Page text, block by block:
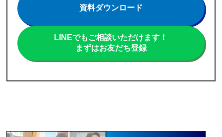
資料ダウンロード
LINEでもご相談いただけます！
まずはお友だち登録